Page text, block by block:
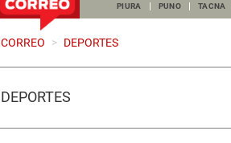
PIURA PUNO TACNA
CORREO > DEPORTES
DEPORTES